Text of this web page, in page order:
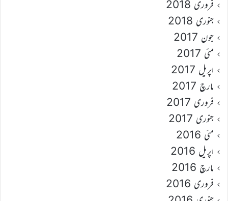
فروری 2018
جنوری 2018
جون 2017
مئی 2017
اپریل 2017
مارچ 2017
فروری 2017
جنوری 2017
مئی 2016
اپریل 2016
مارچ 2016
فروری 2016